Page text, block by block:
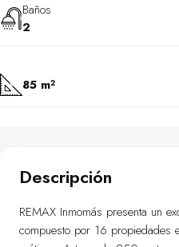
Baños
2
85 m²
Descripción
REMAX Inmomás presenta un
compuesto por 16 propiedades